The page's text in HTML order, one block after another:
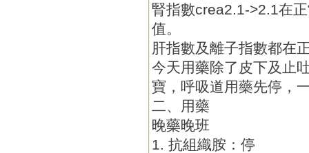
腎指數crea2.1->2.1在
值。
肝指數及離子指數都在
今天用藥除了皮下及止
寶，呼吸道用藥先停，
二、用藥
晚藥晚班
1. 抗組織胺：停